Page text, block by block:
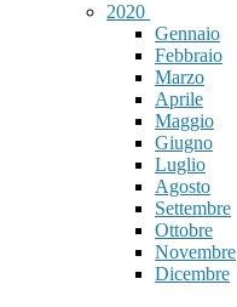
2020
Gennaio
Febbraio
Marzo
Aprile
Maggio
Giugno
Luglio
Agosto
Settembre
Ottobre
Novembre
Dicembre